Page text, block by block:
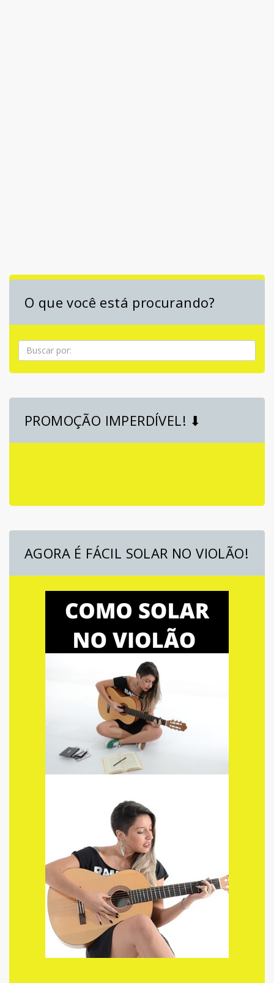
O que você está procurando?
Pesquisa
PROMOÇÃO IMPERDÍVEL! ⬇
AGORA É FÁCIL SOLAR NO VIOLÃO!